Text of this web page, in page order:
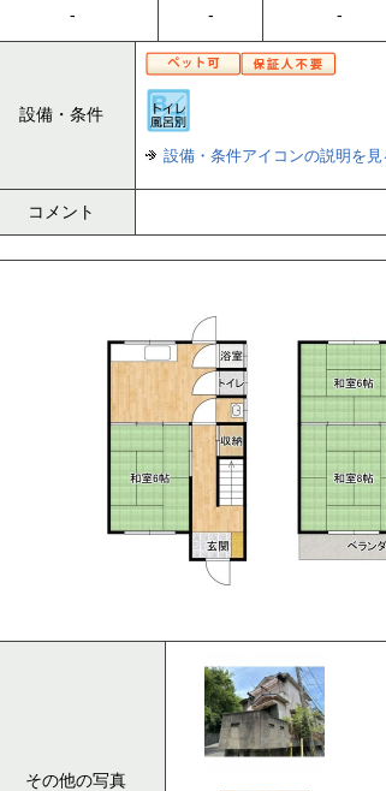
-
-
-
設備・条件
設備・条件アイコンの説明を見
コメント
その他の写真